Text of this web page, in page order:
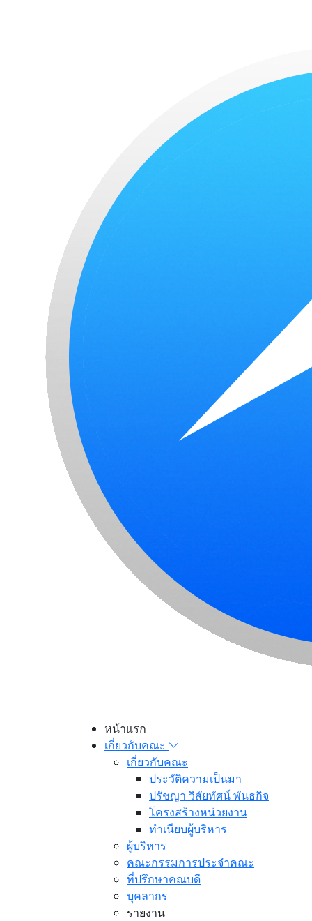
หน้าแรก
เกี่ยวกับคณะ
เกี่ยวกับคณะ
ประวัติความเป็นมา
ปรัชญา วิสัยทัศน์ พันธกิจ
โครงสร้างหน่วยงาน
ทำเนียบผู้บริหาร
ผู้บริหาร
คณะกรรมการประจำคณะ
ที่ปรึกษาคณบดี
บุคลากร
รายงาน